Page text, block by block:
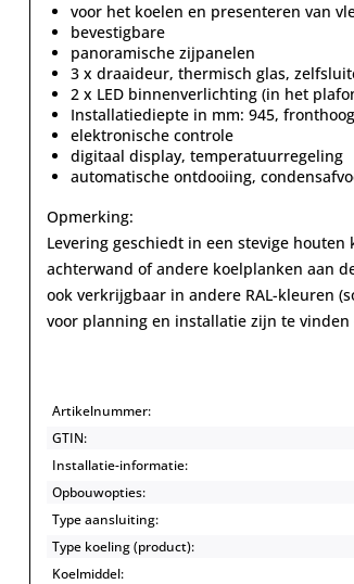
voor het koelen en presenteren van
bevestigbare
panoramische zijpanelen
3 x draaideur, thermisch glas,
2 x LED binnenverlichting (in het
Installatiediepte in mm: 945,
elektronische controle
digitaal display, temperatuurregeling
automatische ontdooiing,
Opmerking:
Levering geschiedt in een stevige
achterwand of andere koelplanken aan
ook verkrijgbaar in andere RAL-kleuren
voor planning en installatie zijn te
Artikelnummer:
GTIN:
Installatie-informatie:
Opbouwopties:
Type aansluiting:
Type koeling (product):
Koelmiddel: